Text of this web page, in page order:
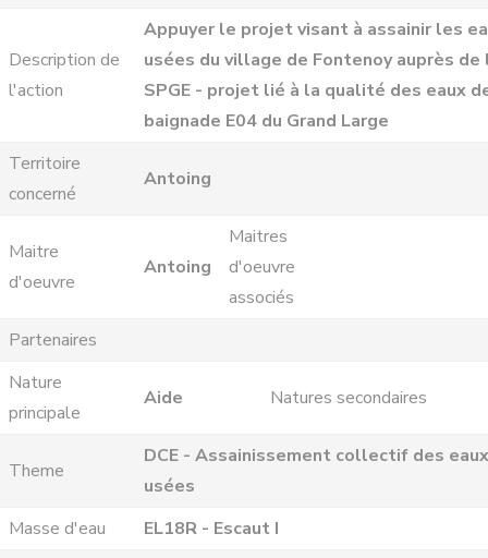
Description de
l'action
Appuyer le projet visant à assainir les
usées du village de Fontenoy auprès de
SPGE - projet lié à la qualité des eaux
baignade E04 du Grand Large
Territoire
concerné
Antoing
Maitre
d'oeuvre
Antoing
Maitres
d'oeuvre
associés
Partenaires
Nature
principale
Aide Natures secondaires
Theme
DCE - Assainissement collectif des eaux
usées
Masse d'eau
EL18R - Escaut I